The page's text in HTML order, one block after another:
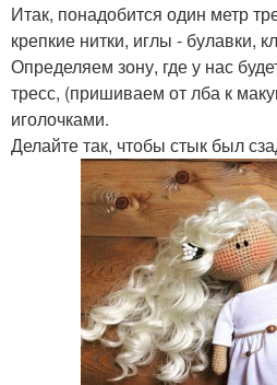
Итак, понадобится один метр
крепкие нитки, иглы - булавки,
Определяем зону, где у нас
тресс, (пришиваем от лба к
иголочками.
Делайте так, чтобы стык был